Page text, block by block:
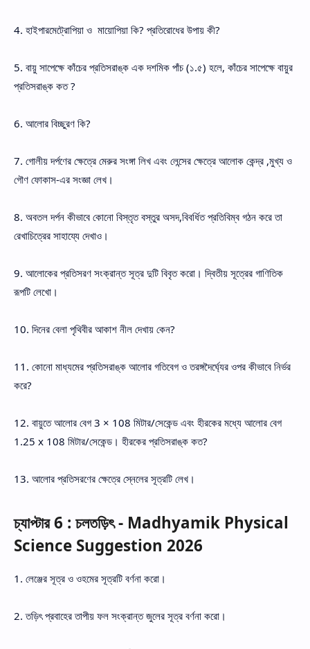
4. হাইপারমেট্রোপিয়া ও মায়োপিয়া কি? প্রতিরোধের উপায় কী?
5. বায়ু সাপেক্ষে কাঁচের প্রতিসরাঙ্ক এক দশমিক পাঁচ (১.৫) হলে, কাঁচের সাপেক্ষে বায়ুর
প্রতিসরাঙ্ক কত ?
6. আলোর বিচ্ছুরণ কি?
7. গোলীয় দর্পণের ক্ষেত্রে মেরুর সংঙ্গা লিখ এবং লেন্সের ক্ষেত্রে আলোক কেন্দ্র ,মুখ্য ও
গৌণ ফোকাস-এর সংজ্ঞা লেখ।
8. অবতল দর্পন কীভাবে কোনো বিস্তৃত বস্তুর অসদ,বিবর্ধিত প্রতিবিম্ব গঠন করে তা
রেখাচিত্রের সাহায্যে দেখাও।
9. আলোকের প্রতিসরণ সংক্রান্ত সূত্র দুটি বিবৃত করো। দ্বিতীয় সূত্রের গাণিতিক
রূপটি লেখো।
10. দিনের বেলা পৃথিবীর আকাশ নীল দেখায় কেন?
11. কোনো মাধ্যমের প্রতিসরাঙ্ক আলোর গতিবেগ ও তরঙ্গদৈর্ঘ্যের ওপর কীভাবে নির্ভর
করে?
12. বায়ুতে আলোর বেগ 3 × 108 মিটার/সেকেন্ড এবং হীরকের মধ্যে আলোর বেগ
1.25 x 108 মিটার/সেকেন্ড। হীরকের প্রতিসরাঙ্ক কত?
13. আলোর প্রতিসরণের ক্ষেত্রে স্নেলের সূত্রটি লেখ।
চ্যাপ্টার 6 : চলতড়িৎ - Madhyamik Physical
Science Suggestion 2026
1. লেঞ্জের সূত্র ও ওহমের সূত্রটি বর্ণনা করো।
2. তড়িৎ প্রবাহের তাপীয় ফল সংক্রান্ত জুলের সূত্র বর্ণনা করো।